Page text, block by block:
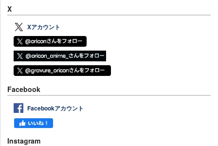
X
Xアカウント
Facebook
Facebookアカウント
Instagram